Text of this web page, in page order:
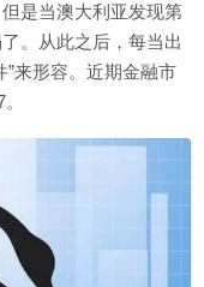
是当澳大利亚发现第
。从此之后，每当出
”来形容。近期金融市